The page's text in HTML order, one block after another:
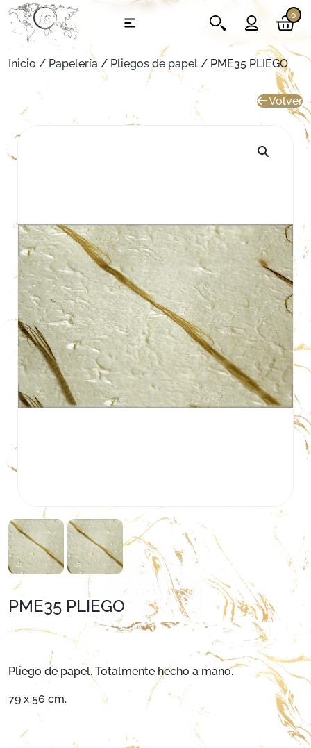
0
Inicio / Papelería / Pliegos de papel / PME35 PLIEGO
Volver
PME35 PLIEGO
Pliego de papel. Totalmente hecho a mano.
79 x 56 cm.